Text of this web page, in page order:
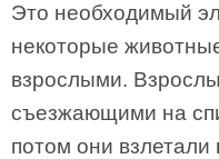
Это необходимый
некоторые
взрослыми.
съезжающими на
потом они взлетали